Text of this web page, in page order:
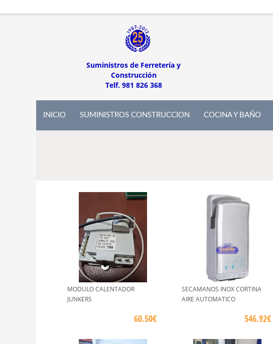
Suministros de Ferretería y
Construcción
Telf. 981 826 368
INICIO SUMINISTROS CONSTRUCCION COCINA Y BAÑO
MODULO CALENTADOR
JUNKERS
60.50€
SECAMANOS INOX CORTINA
AIRE AUTOMATICO
546.92€